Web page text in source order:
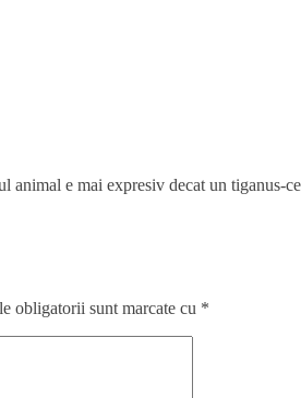
e mai expresiv decat un tiganus-
obligatorii sunt marcate cu *